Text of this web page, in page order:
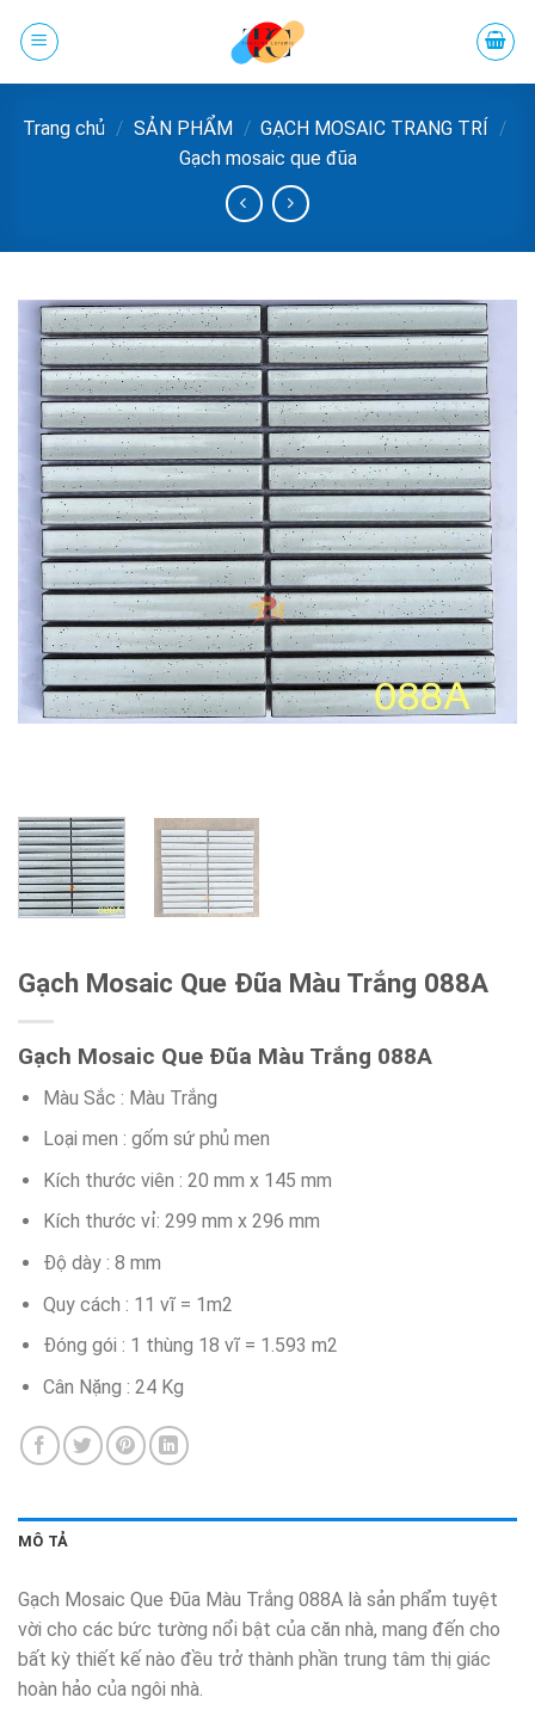
đến
dungTrang chủ / SẢN PHẨM / GẠCH MOSAIC TRANG TRÍ /
Gạch mosaic que đũa
Gạch Mosaic Que Đũa Màu Trắng 088A
Gạch Mosaic Que Đũa Màu Trắng 088A
Màu Sắc : Màu Trắng
Loại men : gốm sứ phủ men
Kích thước viên : 20 mm x 145 mm
Kích thước vỉ: 299 mm x 296 mm
Độ dày : 8 mm
Quy cách : 11 vĩ = 1m2
Đóng gói : 1 thùng 18 vĩ = 1.593 m2
Cân Nặng : 24 Kg
MÔ TẢ
Gạch Mosaic Que Đũa Màu Trắng 088A là sản phẩm tuyệt
vời cho các bức tường nổi bật của căn nhà, mang đến cho
bất kỳ thiết kế nào đều trở thành phần trung tâm thị giác
hoàn hảo của ngôi nhà.